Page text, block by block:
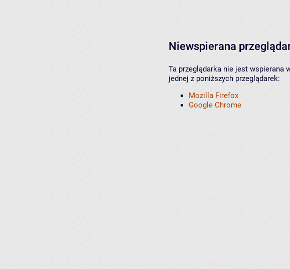
Niewspierana
Ta przeglądarka nie jest wspierana
jednej z poniższych przeglądarek:
Mozilla Firefox
Google Chrome